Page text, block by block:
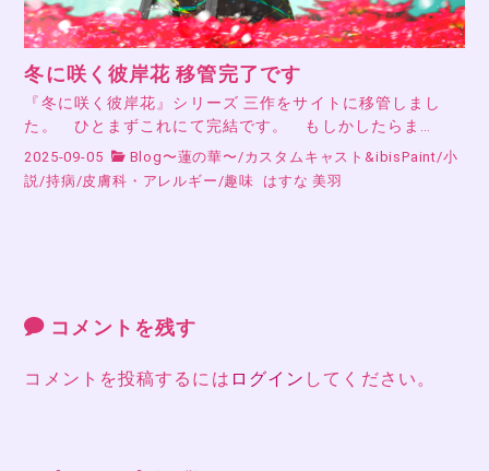
冬に咲く彼岸花 移管完了です
『冬に咲く彼岸花』シリーズ 三作をサイトに移管しまし
た。 ひとまずこれにて完結です。 もしかしたらま…
2025-09-05 Blog〜蓮の華〜 /カスタムキャスト&ibisPaint/小
説 /持病 /皮膚科・アレルギー /趣味 はすな 美羽
コメントを残す
コメントを投稿するには ログイン してください。